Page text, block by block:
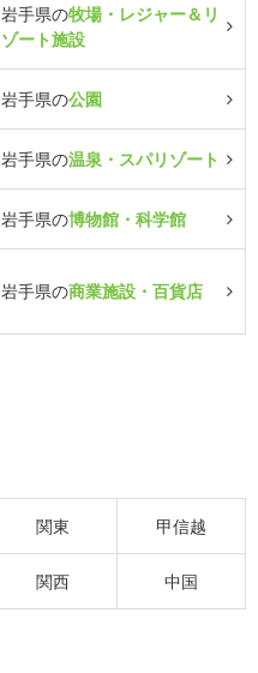
岩手県の牧場・レジャー＆リ
ゾート施設
岩手県の公園
岩手県の温泉・スパリゾート
岩手県の博物館・科学館
岩手県の商業施設・百貨店
関東 甲信越
関西 中国